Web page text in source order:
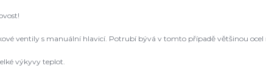
ventily s manuální hlavicí. Potrubí bývá v tomto případě většinou ocel
výkyvy teplot.